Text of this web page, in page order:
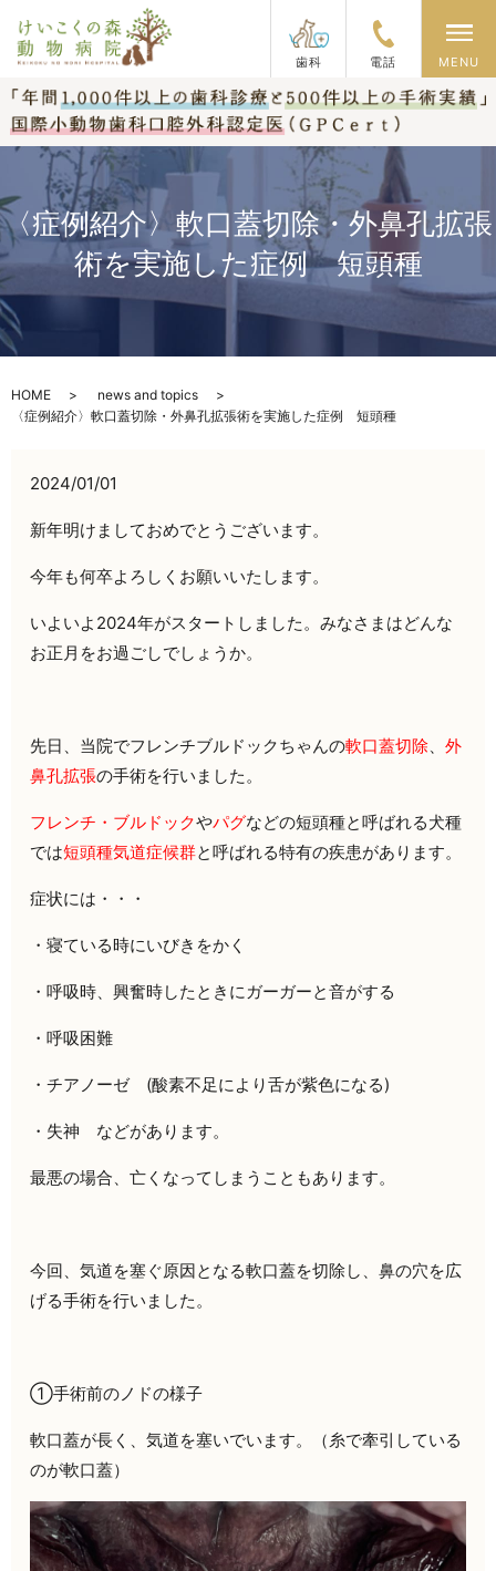
歯科 電話
メ
MENU
〈症例紹介〉軟口蓋切除・外鼻孔拡張
術を実施した症例 短頭種
HOME
news and topics
〈症例紹介〉軟口蓋切除・外鼻孔拡張術を実施した症例 短頭種
2024/01/01
新年明けましておめでとうございます。
今年も何卒よろしくお願いいたします。
いよいよ2024年がスタートしました。みなさまはどんな
お正月をお過ごしでしょうか。
先日、当院でフレンチブルドックちゃんの軟口蓋切除、外
鼻孔拡張の手術を行いました。
フレンチ・ブルドックやパグなどの短頭種と呼ばれる犬種
では短頭種気道症候群と呼ばれる特有の疾患があります。
症状には・・・
・寝ている時にいびきをかく
・呼吸時、興奮時したときにガーガーと音がする
・呼吸困難
・チアノーゼ (酸素不足により舌が紫色になる)
・失神 などがあります。
最悪の場合、亡くなってしまうこともあります。
今回、気道を塞ぐ原因となる軟口蓋を切除し、鼻の穴を広
げる手術を行いました。
①手術前のノドの様子
軟口蓋が長く、気道を塞いでいます。
（糸で牽引している
のが軟口蓋）